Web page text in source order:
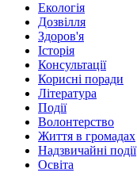
Екологія
Дозвілля
Здоров'я
Історія
Консультації
Корисні поради
Література
Події
Волонтерство
Життя в громадах
Надзвичайні події
Освіта